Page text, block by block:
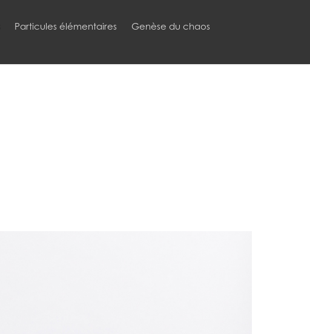
Particules élémentaires
Genèse du chaos